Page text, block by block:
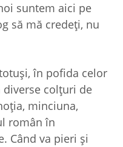
suntem aici pe
să mă credeţi, nu
în pofida celor
diverse colţuri de
minciuna,
român în
Când va pieri şi